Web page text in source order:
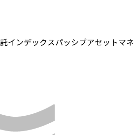
インデックスパッシブアセットマ